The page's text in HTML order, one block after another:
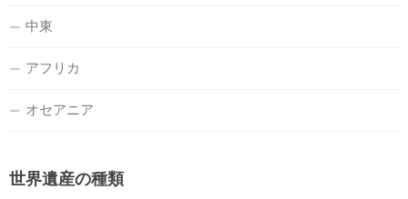
中東
アフリカ
オセアニア
世界遺産の種類